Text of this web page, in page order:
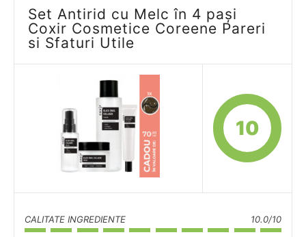
Set Antirid cu Melc în 4 pași
Coxir Cosmetice Coreene Pareri
si Sfaturi Utile
10
CALITATE INGREDIENTE 10.0/10